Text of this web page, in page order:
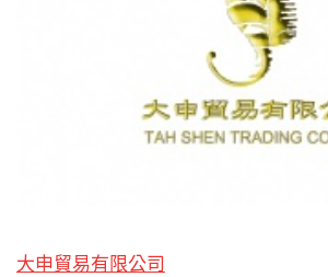
大申貿易有限公司